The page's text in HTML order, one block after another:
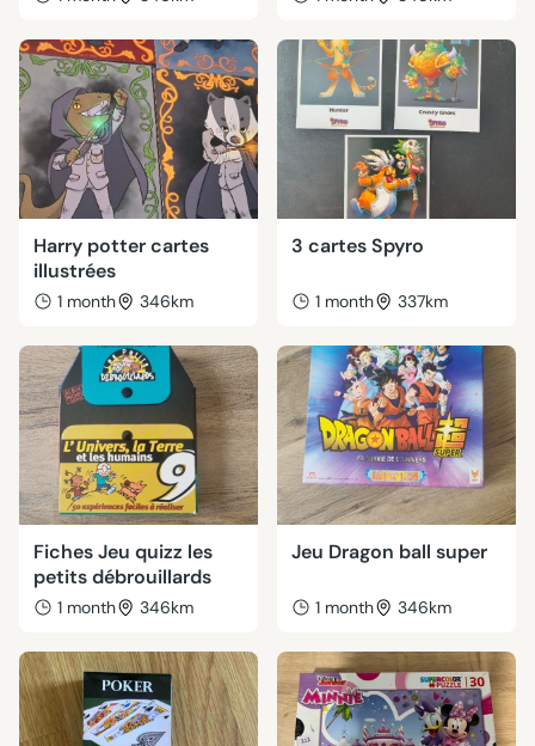
Harry potter cartes
illustrées
1 month 346km
3 cartes Spyro
1 month 337km
Fiches Jeu quizz les
petits débrouillards
1 month 346km
Jeu Dragon ball super
1 month 346km